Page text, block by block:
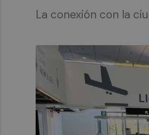
La conexión con la